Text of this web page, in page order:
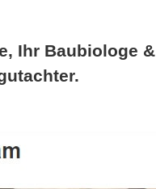
Ihr Baubiologe &